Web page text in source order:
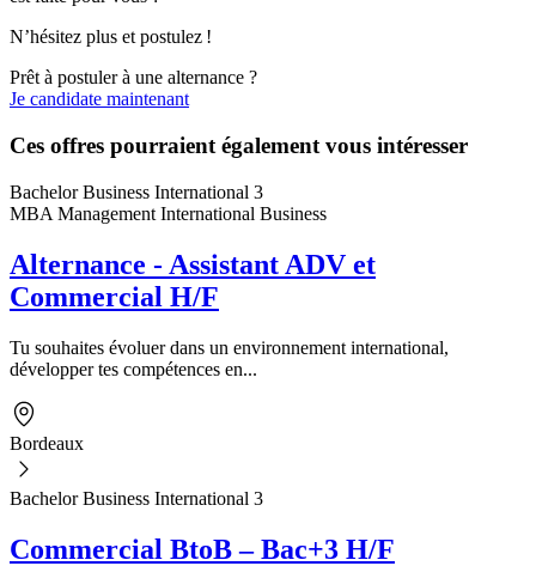
N’hésitez plus et postulez !
Prêt à postuler à une alternance ?
Je candidate maintenant
Ces offres pourraient également vous intéresser
Bachelor Business International 3
MBA Management International Business
Alternance - Assistant ADV et
Commercial H/F
Tu souhaites évoluer dans un environnement international,
développer tes compétences en...
Bordeaux
Bachelor Business International 3
Commercial BtoB – Bac+3 H/F